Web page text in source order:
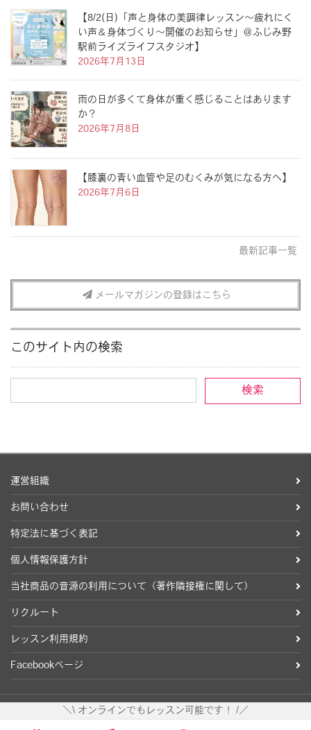
【8/2(日)「声と身体の美調律レッスン〜疲れにく
い声＆身体づくり〜開催のお知らせ」＠ふじみ野
駅前ライズライフスタジオ】
2026年7月13日
雨の日が多くて身体が重く感じることはあります
か？
2026年7月8日
【膝裏の青い血管や足のむくみが気になる方へ】
2026年7月6日
最新記事一覧
メールマガジンの登録はこちら
このサイト内の検索
運営組織
お問い合わせ
特定法に基づく表記
個人情報保護方針
当社商品の音源の利用について（著作隣接権に関して）
リクルート
レッスン利用規約
Facebookページ
＼\ オンラインでもレッスン可能です！ /／